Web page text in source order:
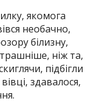
якомога
необачно,
білизну,
ніж та,
підбігли
здавалося,